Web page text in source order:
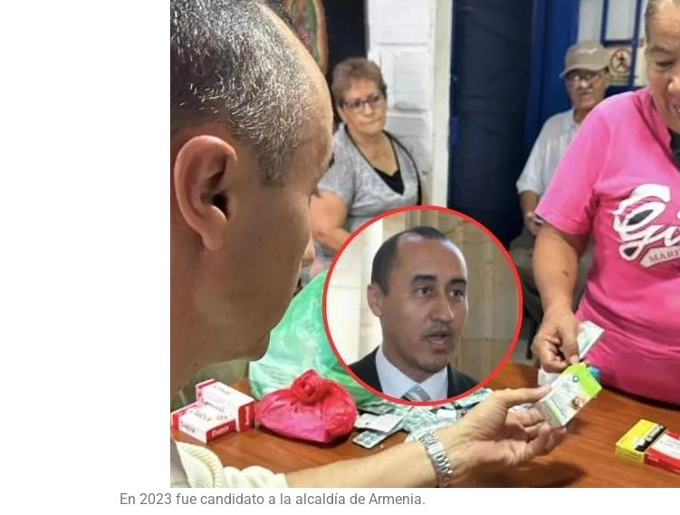
En 2023 fue candidato a la alcaldía de Armenia.